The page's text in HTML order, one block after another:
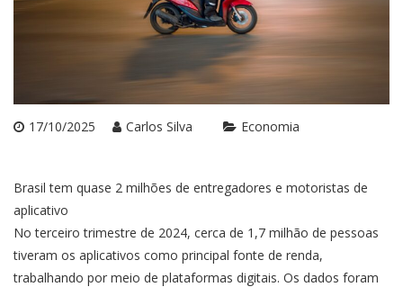
17/10/2025 Carlos Silva Economia
Brasil tem quase 2 milhões de entregadores e motoristas de
aplicativo
No terceiro trimestre de 2024, cerca de 1,7 milhão de pessoas
tiveram os aplicativos como principal fonte de renda,
trabalhando por meio de plataformas digitais. Os dados foram